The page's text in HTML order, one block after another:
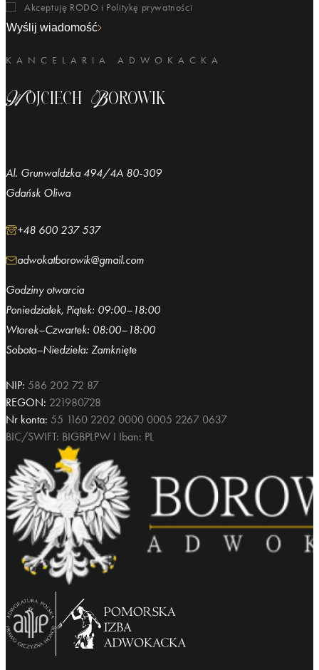
NIP: 586 202 72 87
REGON: 221980728
Nr konta: 55 1160 2202 0000 0005 2267 0637
BIC/SWIFT: BIGBPLPW I Iban: PL
KANCELARIA ADWOKACKA
Wojciech Borowik
Al. Grunwaldzka 494/4A 80-309
Gdańsk Oliwa
+48 600 237 537
adwokatborowik@gmail.com
Godziny otwarcia
Poniedziałek, Piątek: 09:00–18:00
Wtorek–Czwartek: 08:00–18:00
Sobota–Niedziela: Zamknięte
Akceptuję RODO i Politykę prywatności
Wyślij wiadomość